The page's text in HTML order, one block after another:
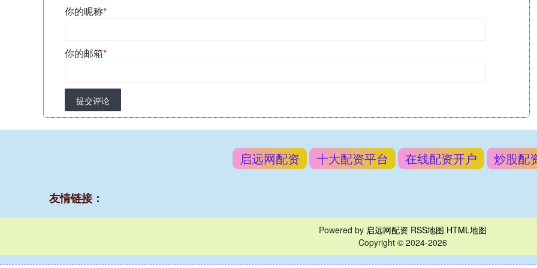
你的昵称*
你的邮箱*
提交评论
启远网配资 十大配资平台 在线配资开户 炒股配
友情链接：
Powered by 启远网配资 RSS地图 HTML地图
Copyright © 2024-2026